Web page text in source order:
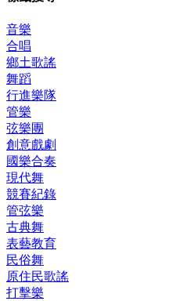
音樂
合唱
鄉土歌謠
舞蹈
行進樂隊
管樂
弦樂團
創意戲劇
國樂合奏
現代舞
競賽紀錄
管弦樂
古典舞
表藝教育
民俗舞
原住民歌謠
打擊樂